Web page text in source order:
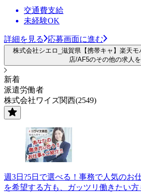
交通費支給
未経験OK
詳細を見る 応募画面に進む
株式会社シエロ_滋賀県【携帯キャ】楽天
店/AF5のその他の求人
新着
派遣労働者
株式会社ワイズ関西(2549)
週3日?5日で選べる！事務で人気のお
を希望する方も、ガッツリ働きたい